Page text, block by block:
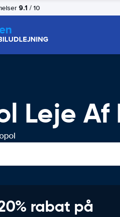
9.1 / 10
Leje Af
rabat på